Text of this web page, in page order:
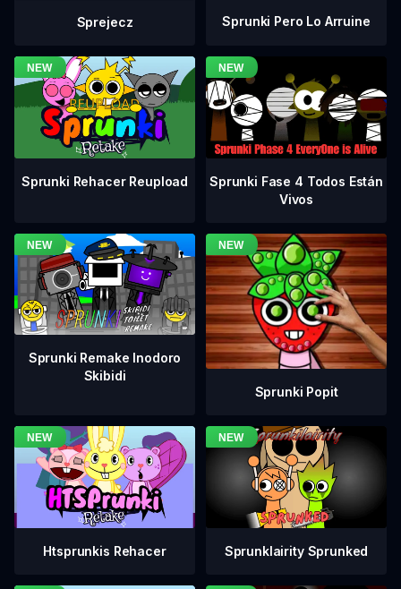
Sprejecz Sprunki Pero Lo Arruine
Sprunki Rehacer Reupload
Sprunki Fase 4 Todos Están
Vivos
Sprunki Remake Inodoro
Skibidi
Sprunki Popit
Htsprunkis Rehacer Sprunklairity Sprunked